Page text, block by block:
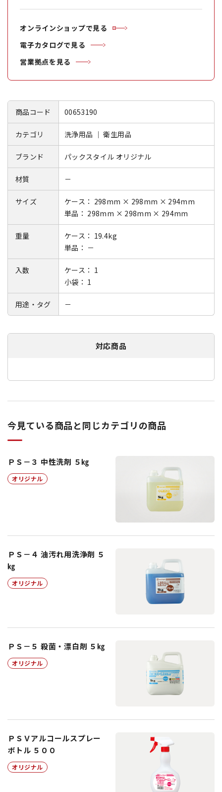
オンラインショップで見る
電子カタログで見る
営業拠点を見る
商品コード 00653190
カテゴリ 洗浄用品 ｜ 衛生用品
ブランド パックスタイル オリジナル
材質 －
サイズ
ケース： 298mm × 298mm × 294mm
単品： 298mm × 298mm × 294mm
重量
ケース： 19.4kg
単品： －
入数
ケース： 1
小袋： 1
用途・タグ －
対応商品
今見ている商品と同じカテゴリの商品
ＰＳ－３ 中性洗剤 ５㎏
オリジナル
ＰＳ－４ 油汚れ用洗浄剤 ５
㎏
オリジナル
ＰＳ－５ 殺菌・漂白剤 ５㎏
オリジナル
ＰＳＶアルコールスプレー
ボトル ５００
オリジナル